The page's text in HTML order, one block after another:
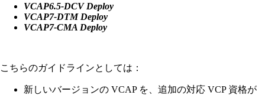
VCAP6.5-DCV Deploy
VCAP7-DTM Deploy
VCAP7-CMA Deploy
こちらのガイドラインとしては：
新しいバージョンの VCAP を、追加の対応 VCP 資格が